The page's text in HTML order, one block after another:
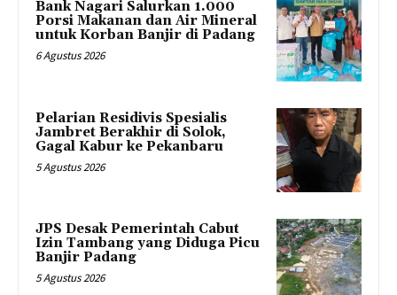
Bank Nagari Salurkan 1.000
Porsi Makanan dan Air Mineral
untuk Korban Banjir di Padang
6 Agustus 2026
Pelarian Residivis Spesialis
Jambret Berakhir di Solok,
Gagal Kabur ke Pekanbaru
5 Agustus 2026
JPS Desak Pemerintah Cabut
Izin Tambang yang Diduga Picu
Banjir Padang
5 Agustus 2026